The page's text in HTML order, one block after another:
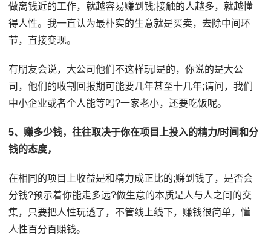
做离钱近的工作，就越容易赚到钱;接触的人越多，就越懂
得人性。我一直认为最朴实的生意就是买卖，去除中间环
节，直接变现。
有朋友会说，大公司他们不这样玩!是的，你说的是大公
司，他们的收割回报期可能要几年甚至十几年;请问，我们
中小企业或者个人能等吗?一家老小，还要吃饭呢。
5、赚多少钱，往往取决于你在项目上投入的精力/时间和分
钱的态度，
在相同的项目上收益是和精力成正比的;赚到钱了，是否会
分钱?预示着你能走多远?做生意的本质是人与人之间的交
集，只要把人性玩透了，不管线上线下，赚钱很简单，懂
人性百分百赚钱。